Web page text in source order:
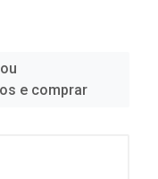
e comprar